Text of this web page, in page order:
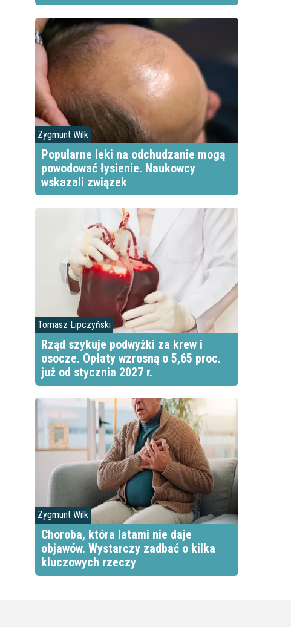
Zygmunt Wilk
Popularne leki na odchudzanie mogą
powodować łysienie. Naukowcy
wskazali związek
Tomasz Lipczyński
Rząd szykuje podwyżki za krew i
osocze. Opłaty wzrosną o 5,65 proc.
już od stycznia 2027 r.
Zygmunt Wilk
Choroba, która latami nie daje
objawów. Wystarczy zadbać o kilka
kluczowych rzeczy